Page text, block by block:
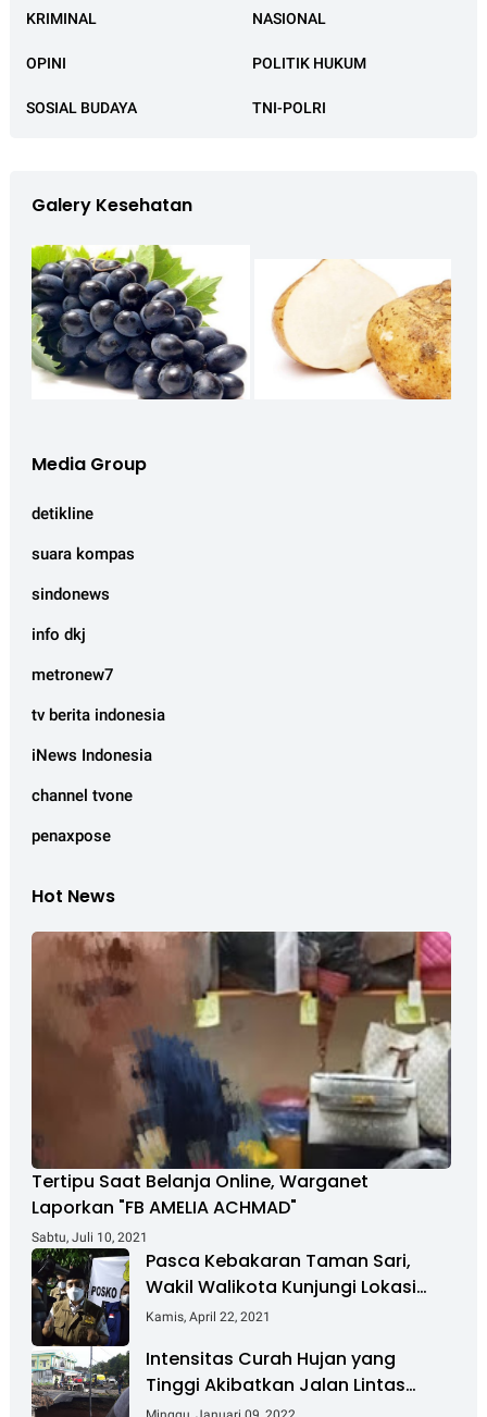
KRIMINAL NASIONAL
OPINI POLITIK HUKUM
SOSIAL BUDAYA TNI-POLRI
Galery Kesehatan
Media Group
detikline
suara kompas
sindonews
info dkj
metronew7
tv berita indonesia
iNews Indonesia
channel tvone
penaxpose
Hot News
Tertipu Saat Belanja Online, Warganet
Laporkan "FB AMELIA ACHMAD"
Sabtu, Juli 10, 2021
Pasca Kebakaran Taman Sari,
Wakil Walikota Kunjungi Lokasi
Kebakaran Dan Salurkan Bantuan
Kamis, April 22, 2021
Intensitas Curah Hujan yang
Tinggi Akibatkan Jalan Lintas
Sumatera Nyaris Putus